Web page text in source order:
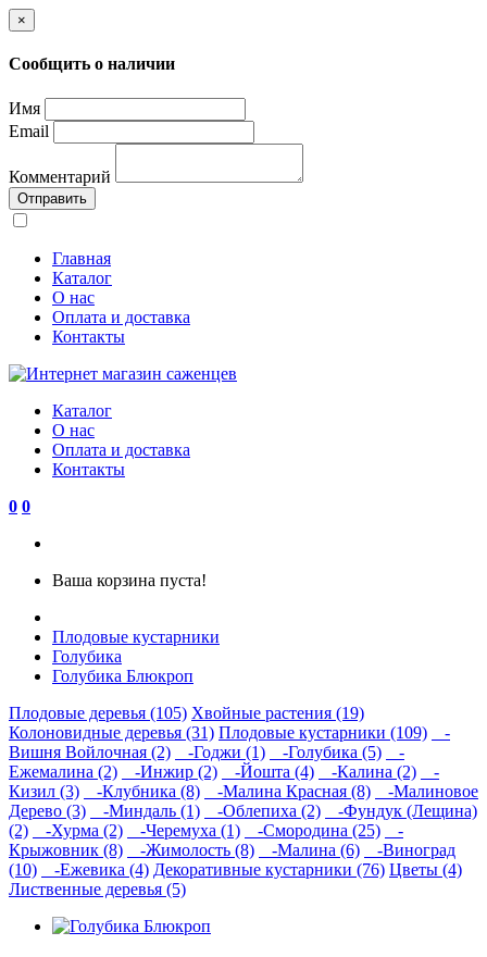
×
Сообщить о наличии
Имя
Email
Комментарий
Отправить
Главная
Каталог
О нас
Оплата и доставка
Контакты
Каталог
О нас
Оплата и доставка
Контакты
0 0
Ваша корзина пуста!
Плодовые кустарники
Голубика
Голубика Блюкроп
Плодовые деревья (105) Хвойные растения (19)
Колоновидные деревья (31) Плодовые кустарники (109)
-
Вишня Войлочная (2)
-Годжи (1) -Голубика (5)
-
Ежемалина (2)
-Инжир (2) -Йошта (4) -Калина (2)
-
Кизил (3)
-Клубника (8) -Малина Красная (8)
-Малиновое
Дерево (3)
-Миндаль (1) -Облепиха (2)
-Фундук (Лещина)
(2)
-Хурма (2) -Черемуха (1) -Смородина (25)
-
Крыжовник (8)
-Жимолость (8) -Малина (6)
-Виноград
(10)
-Ежевика (4) Декоративные кустарники (76) Цветы (4)
Лиственные деревья (5)